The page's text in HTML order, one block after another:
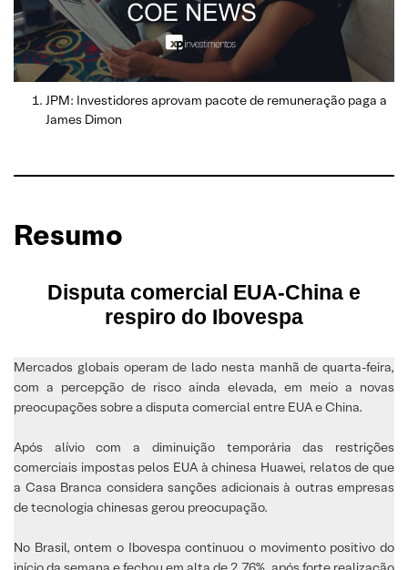
JPM: Investidores aprovam pacote de remuneração paga a
James Dimon
Resumo
Disputa comercial EUA-China e
respiro do Ibovespa
Mercados globais operam de lado nesta manhã de quarta-feira,
com a percepção de risco ainda elevada, em meio a novas
preocupações sobre a disputa comercial entre EUA e China.
Após alívio com a diminuição temporária das restrições
comerciais impostas pelos EUA à chinesa Huawei, relatos de que
a Casa Branca considera sanções adicionais à outras empresas
de tecnologia chinesas gerou preocupação.
No Brasil, ontem o Ibovespa continuou o movimento positivo do